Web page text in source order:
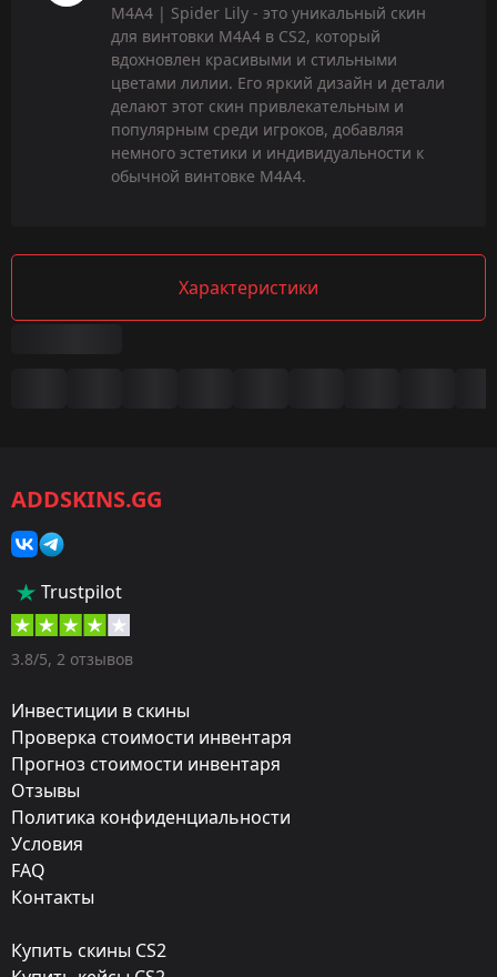
M4A4 | Spider Lily - это уникальный скин
для винтовки M4A4 в CS2, который
вдохновлен красивыми и стильными
цветами лилии. Его яркий дизайн и детали
делают этот скин привлекательным и
популярным среди игроков, добавляя
немного эстетики и индивидуальности к
обычной винтовке M4A4.
Характеристики
Категория:
Скины
Штурмовые винтовки
Оружие:
Finish:
Ликорис лучистый
Gunsmith
Популярность:
ADDSKINS.GG
Trustpilot
3.8/5, 2 отзывов
Инвестиции в скины
Проверка стоимости инвентаря
Прогноз стоимости инвентаря
Отзывы
Политика конфиденциальности
Условия
FAQ
Контакты
Купить скины CS2